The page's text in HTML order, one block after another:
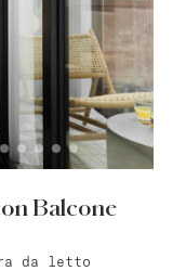
Balcone
da letto